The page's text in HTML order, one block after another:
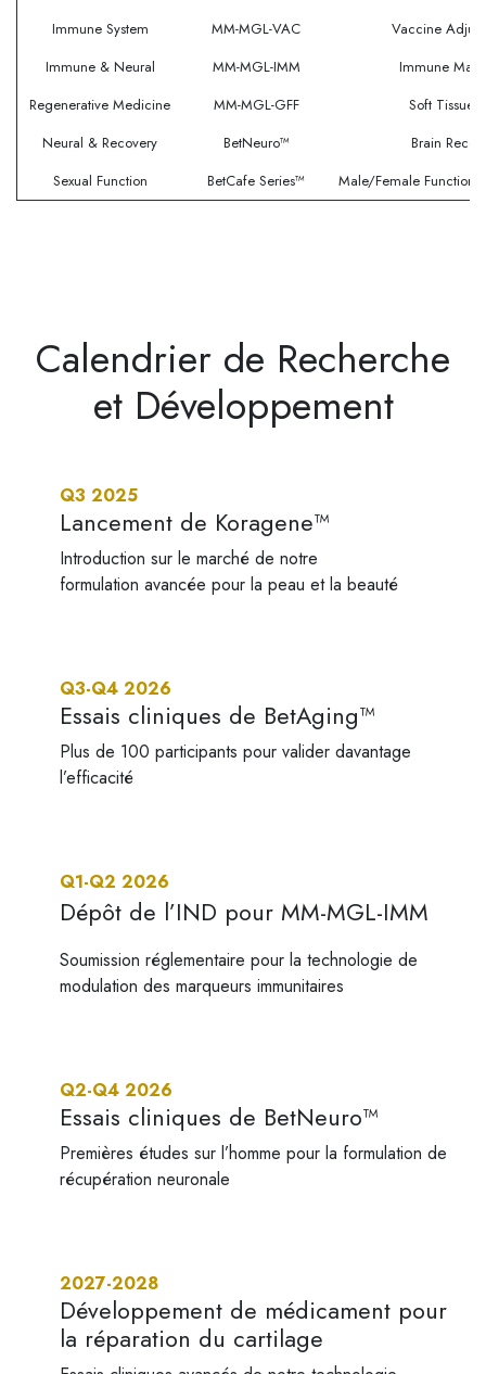
Immune System
MM-MGL-VAC
Vaccine
Immune & Neural
MM-MGL-IMM
Immune
Regenerative Medicine
MM-MGL-GFF
Soft Tissue
Neural & Recovery
BetNeuro™
Brain
Sexual Function
BetCafe Series™ Male/Female Function
Calendrier de Recherche
et Développement​
Q3 2025
Lancement de Koragene™
Introduction sur le marché de notre
formulation avancée pour la peau et la beauté​
Q3-Q4 2026
Essais cliniques de BetAging™
Plus de 100 participants pour valider davantage
l’efficacité
Q1-Q2 2026
Dépôt de l’IND pour MM-MGL-IMM
Soumission réglementaire pour la technologie de
modulation des marqueurs immunitaires
Q2-Q4 2026
Essais cliniques de BetNeuro™
Premières études sur l’homme pour la formulation de
récupération neuronale
2027-2028
Développement de médicament pour
la réparation du cartilage